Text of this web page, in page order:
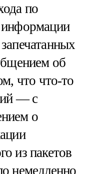
по
информации
об
что что-то
— с
о
из пакетов
немедленно